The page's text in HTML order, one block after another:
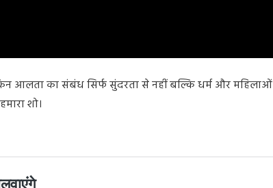
आलता का संबंध सिर्फ सुंदरता से नहीं बल्कि धर्म और महिलाओं
शो।